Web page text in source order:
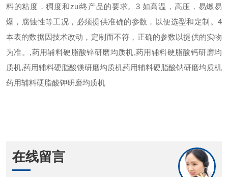
料的粘度，稠度和zui终产品的要求。3 如高温，高压，易燃易
爆，腐蚀性等工况，必须提供准确的参数，以便选型和定制。 4
本表的数据因技术改动，定制而不符，正确的参数以提供的实物
为准。 ,药用辅料硬脂酸锌研磨均质机,药用辅料硬脂酸钙研磨均
质机,药用辅料硬脂酸镁研磨均质机药用辅料硬脂酸钠研磨均质机
药用辅料硬脂酸钾研磨均质机
在线留言